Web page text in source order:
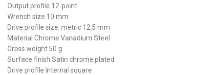
Output profile 12-point
Wrench size 10 mm
Drive profile size, metric 12,5 mm
Material Chrome Vanadium Steel
Gross weight 50 g
Surface finish Satin chrome plated
Drive profile Internal square